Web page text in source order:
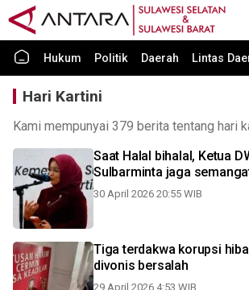
Hukum Politik Daerah Lintas
Hari Kartini
Kami mempunyai 379 berita tentang hari
Saat Halal bihalal, Ketua
Sulbarminta jaga
30 April 2026 20:55 WIB
Tiga terdakwa korupsi
divonis bersalah
29 April 2026 4:53 WIB